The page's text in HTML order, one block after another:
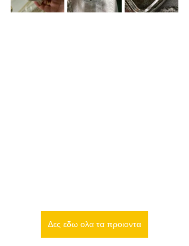
Δες εδω ολα τα προιοντα